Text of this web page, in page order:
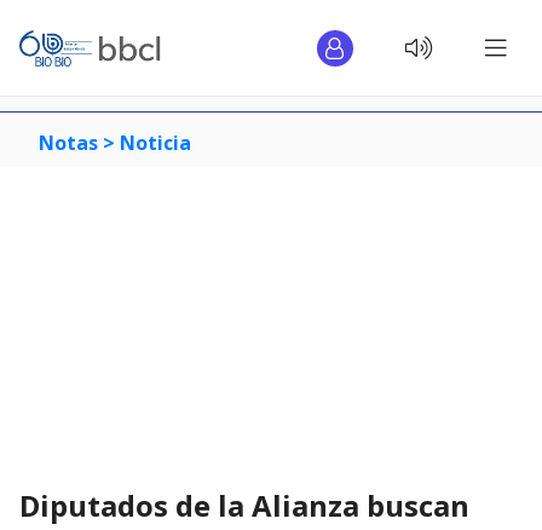
Notas > Noticia
Diputados de la Alianza buscan